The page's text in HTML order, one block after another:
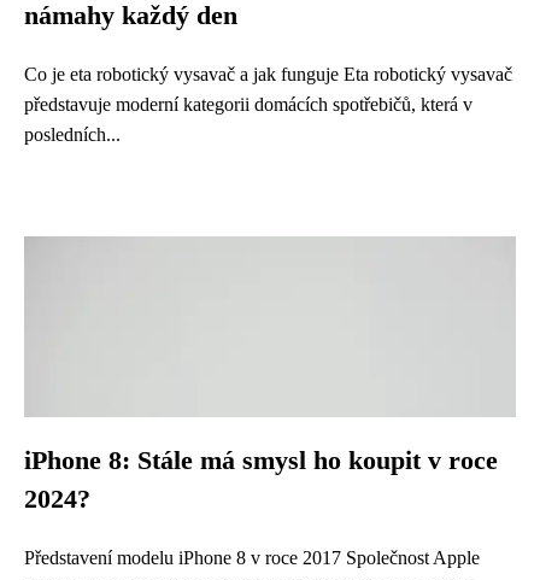
námahy každý den
Co je eta robotický vysavač a jak funguje Eta robotický vysavač
představuje moderní kategorii domácích spotřebičů, která v
posledních...
iPhone 8: Stále má smysl ho koupit v roce
2024?
Představení modelu iPhone 8 v roce 2017 Společnost Apple